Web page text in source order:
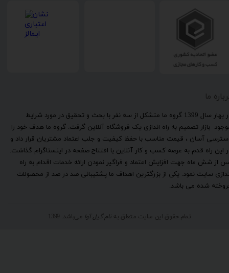
ما
​در بهار سال 1399 گروه ما متشکل از سه نفر با بحث و تحقیق در مورد شرایط
بازار تصمیم به راه اندازی یک فروشگاه آنلاین گرفت. گروه ما هدف خود را
آسان ، قیمت مناسب با حفظ کیفیت و جلب اعتماد مشتریان قرار داد و
این راه قدم به عرصه کسب و کار آنلاین با افتتاح صفحه در اینستاگرام گذاشت.
از شش ماه جهت افزایش اعتماد و فراگیر نمودن ارائه خدمات اقدام به راه
سایت نمود. یکی از بزرگترین اهداف ما پشتیبانی صد در صد از محصولات
شده می باشد.
تمام حقوق این سایت متعلق به نام گیل آوا می‌باشد. 1399